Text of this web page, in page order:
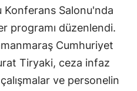
Konferans Salonu'nda
programı düzenlendi.
Cumhuriyet
Tiryaki, ceza infaz
ve personelin